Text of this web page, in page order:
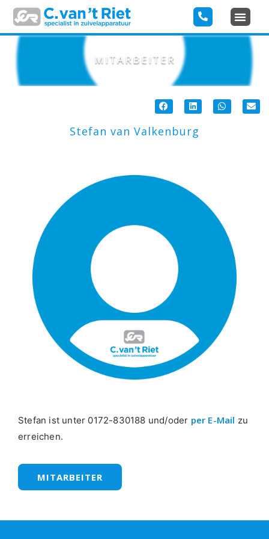
MITARBEITER
Stefan van Valkenburg
Stefan ist unter 0172-830188 und/oder per E-Mail zu
erreichen.
MITARBEITER